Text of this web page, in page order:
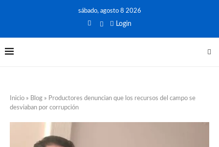
sábado, agosto 8 2026
Login
Inicio » Blog » Productores denuncian que los recursos del campo se
desviaban por corrupción